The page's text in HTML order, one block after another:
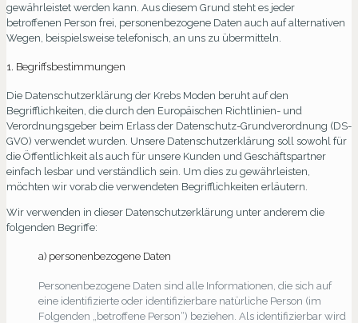
gewährleistet werden kann. Aus diesem Grund steht es jeder
betroffenen Person frei, personenbezogene Daten auch auf alternativen
Wegen, beispielsweise telefonisch, an uns zu übermitteln.
1. Begriffsbestimmungen
Die Datenschutzerklärung der Krebs Moden beruht auf den
Begrifflichkeiten, die durch den Europäischen Richtlinien- und
Verordnungsgeber beim Erlass der Datenschutz-Grundverordnung (DS-
GVO) verwendet wurden. Unsere Datenschutzerklärung soll sowohl für
die Öffentlichkeit als auch für unsere Kunden und Geschäftspartner
einfach lesbar und verständlich sein. Um dies zu gewährleisten,
möchten wir vorab die verwendeten Begrifflichkeiten erläutern.
Wir verwenden in dieser Datenschutzerklärung unter anderem die
folgenden Begriffe:
a) personenbezogene Daten
Personenbezogene Daten sind alle Informationen, die sich auf
eine identifizierte oder identifizierbare natürliche Person (im
Folgenden „betroffene Person“) beziehen. Als identifizierbar wird